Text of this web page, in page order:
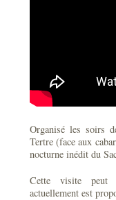
Organisé les soirs
Tertre (face aux
nocturne inédit du
Cette visite peut
actuellement est